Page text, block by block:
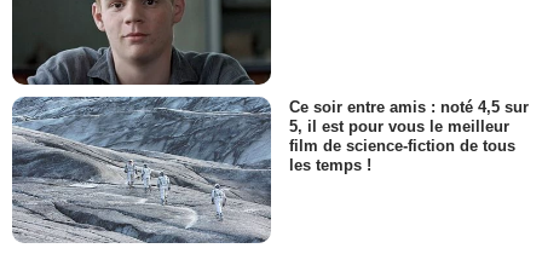
Ce soir entre amis : noté 4,5 sur
5, il est pour vous le meilleur
film de science-fiction de tous
les temps !